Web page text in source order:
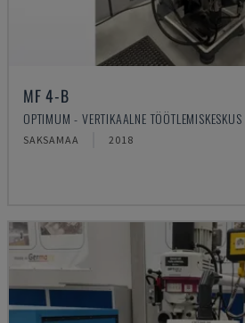
MF 4-B
OPTIMUM - VERTIKAALNE TÖÖTLEMISKESKUS
SAKSAMAA 2018